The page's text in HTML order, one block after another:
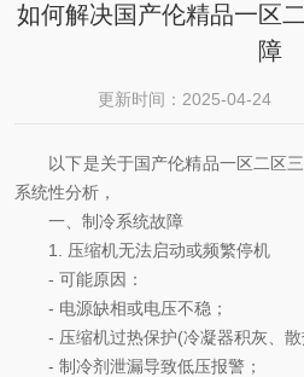
如何解决国产伦精品一区
障
更新时间：2025-04-24
以下是关于国产伦精品一区二区三
系统性分析，
一、制冷系统故障
1. 压缩机无法启动或频繁停机
- 可能原因：
- 电源缺相或电压不稳；
- 压缩机过热保护(冷凝器积灰、散
- 制冷剂泄漏导致低压报警；